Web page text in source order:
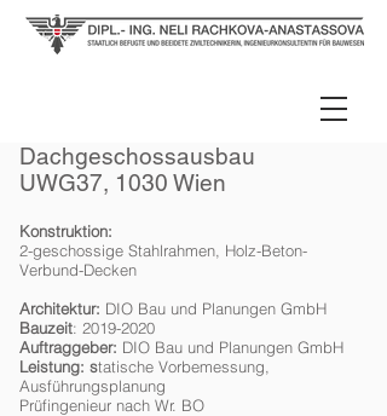
Dachgeschossausbau
UWG37, 1030 Wien
Konstruktion:
2-geschossige Stahlrahmen, Holz-Beton-
Verbund-Decken
Architektur: DIO Bau und Planungen GmbH
Bauzeit: 2019-2020
Auftraggeber: DIO Bau und Planungen GmbH
Leistung: statische Vorbemessung,
Ausführungsplanung
Prüfingenieur nach Wr. BO